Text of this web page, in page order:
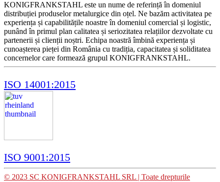
KONIGFRANKSTAHL este un nume de referință în domeniul
distribuției produselor metalurgice din oțel. Ne bazăm activitatea pe
experiența și capabilitățile noastre în domeniul comercial și logistic,
punând în primul plan calitatea și seriozitatea relațiilor dezvoltate cu
partenerii și clienții noștri. Echipa noastră îmbină experiența și
cunoașterea pieței din România cu tradiția, capacitatea și soliditatea
concernelor care formează grupul KONIGFRANKSTAHL.
ISO 14001:2015
ISO 9001:2015
© 2023 SC KONIGFRANKSTAHL SRL | Toate drepturile